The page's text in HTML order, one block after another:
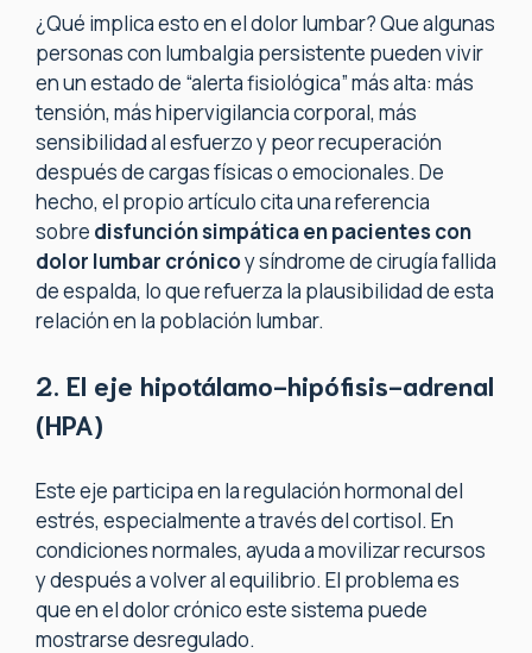
¿Qué implica esto en el dolor lumbar? Que algunas
personas con lumbalgia persistente pueden vivir
en un estado de “alerta fisiológica” más alta: más
tensión, más hipervigilancia corporal, más
sensibilidad al esfuerzo y peor recuperación
después de cargas físicas o emocionales. De
hecho, el propio artículo cita una referencia
sobre disfunción simpática en pacientes con
dolor lumbar crónicoy síndrome de cirugía fallida
de espalda, lo que refuerza la plausibilidad de esta
relación en la población lumbar.
2. El eje hipotálamo-hipófisis-adrenal
(HPA)
Este eje participa en la regulación hormonal del
estrés, especialmente a través del cortisol. En
condiciones normales, ayuda a movilizar recursos
y después a volver al equilibrio. El problema es
que en el dolor crónico este sistema puede
mostrarse desregulado.